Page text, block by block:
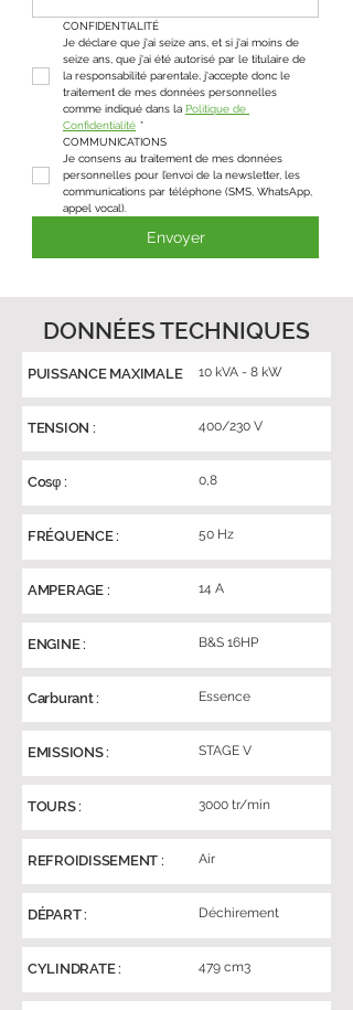
CONFIDENTIALITÉ
Je déclare que j'ai seize ans, et si j'ai moins de
seize ans, que j'ai été autorisé par le titulaire de
la responsabilité parentale, j'accepte donc le
traitement de mes données personnelles
comme indiqué dans la Politique de
Confidentialité *
COMMUNICATIONS
Je consens au traitement de mes données
personnelles pour l’envoi de la newsletter, les
communications par téléphone (SMS, WhatsApp,
appel vocal).
Envoyer
DONNÉES TECHNIQUES
PUISSANCE MAXIMALE 10 kVA - 8 kW
TENSION : 400/230 V
Cosφ : 0,8
FRÉQUENCE : 50 Hz
AMPERAGE : 14 A
ENGINE : B&S 16HP
Carburant : Essence
EMISSIONS : STAGE V
TOURS : 3000 tr/min
REFROIDISSEMENT : Air
DÉPART : Déchirement
CYLINDRATE : 479 cm3